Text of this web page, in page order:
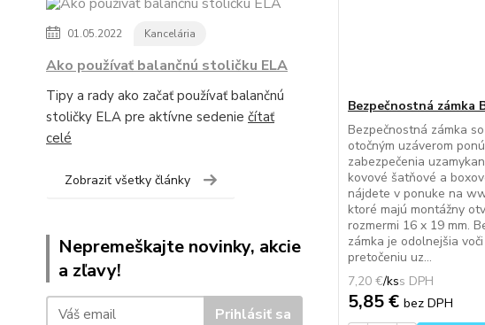
01.05.2022 Kancelária
Ako používať balančnú stoličku ELA
Tipy a rady ako začať používať balančnú
stoličky ELA pre aktívne sedenie čítať
celé
Zobraziť všetky články
Nepremeškajte novinky, akcie
a zľavy!
Prihlásiť sa
Bezpečnostná zámka
Bezpečnostná zámka
otočným uzáverom
zabezpečenia
kovové šatňové a
nájdete v ponuke na
ktoré majú montážny
rozmermi 16 x 19 mm.
zámka je odolnejšia
pretočeniu uz...
7,20 €/ks
5,85 € bez DPH